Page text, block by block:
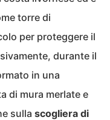
torre di
per proteggere il
durante il
in una
di mura merlate e
sulla scogliera di